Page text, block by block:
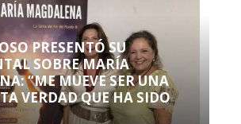
PRESENTÓ SU
SOBRE MARÍA
“ME MUEVE SER UNA
VERDAD QUE HA SIDO